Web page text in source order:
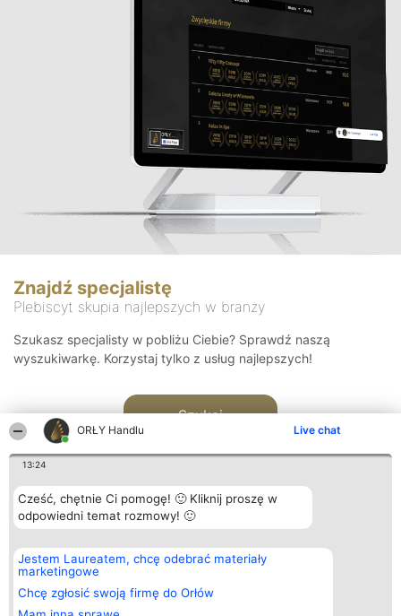
ORŁY Handlu Live chat
13:24
Cześć, chętnie Ci pomogę! 🙂 Kliknij proszę w
odpowiedni temat rozmowy! 🙂
Jestem Laureatem, chcę odebrać materiały
marketingowe
Chcę zgłosić swoją firmę do Orłów
Znajdź specjalistę
Plebiscyt skupia najlepszych w branży
Szukasz specjalisty w pobliżu Ciebie? Sprawdź naszą
wyszukiwarkę. Korzystaj tylko z usług najlepszych!
Szukaj
Organizator plebiscytu
Bright Side Solutions sp. z o.
o. sp. k.
ul. Ruska 22
Wrocław 50-079
KRS 0000749100 | Regon
Plebiscyt
Laureaci
wszystkich
Laureatów
Kontakt
Kontakt